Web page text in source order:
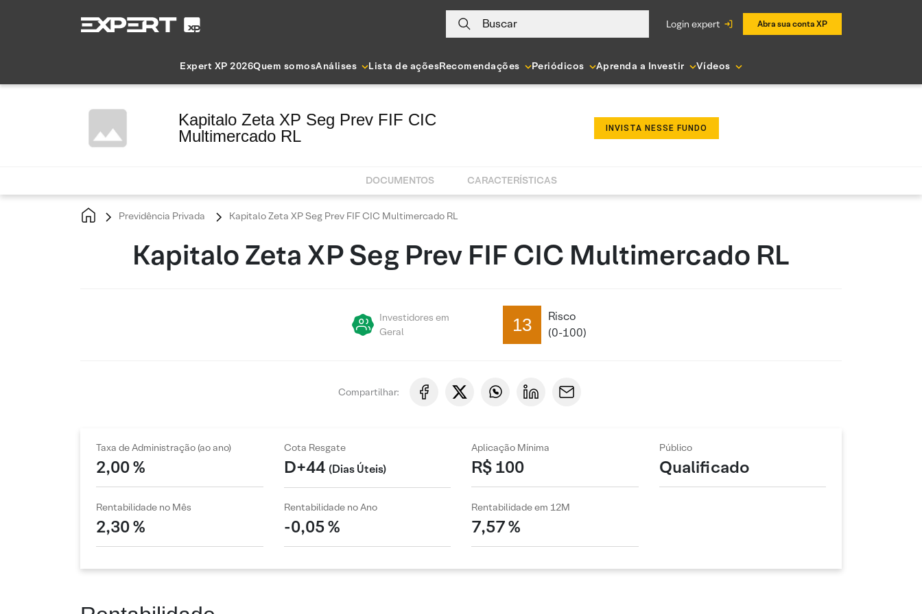
Buscar login expert Abra sua conta XP
Expert XP 2026Quem somosAnálises Lista de açõesRecomendações Periódicos Aprenda a Investir Vídeos
Kapitalo Zeta XP Seg Prev FIF CIC
Multimercado RL
INVISTA NESSE FUNDO
DOCUMENTOS CARACTERÍSTICAS
Previdência Privada Kapitalo Zeta XP Seg Prev FIF CIC Multimercado RL
Kapitalo Zeta XP Seg Prev FIF CIC Multimercado RL
Investidores em
Geral
13
Risco
(0-100)
Compartilhar:
Taxa de Administração (ao ano)
2,00 %
Cota Resgate
D+44 (Dias Úteis)
Aplicação Mínima
R$ 100
Público
Qualificado
Rentabilidade no Mês
2,30 %
Rentabilidade no Ano
-0,05 %
Rentabilidade em 12M
7,57 %